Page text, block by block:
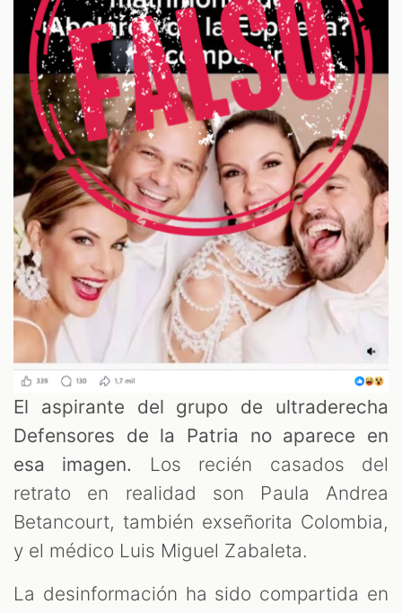
El aspirante del grupo de ultraderecha
Defensores de la Patria no aparece en
esa imagen. Los recién casados del
retrato en realidad son Paula Andrea
Betancourt, también exseñorita Colombia,
y el médico Luis Miguel Zabaleta.
La desinformación ha sido compartida en